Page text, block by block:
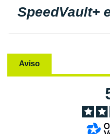
SpeedVault+
Aviso